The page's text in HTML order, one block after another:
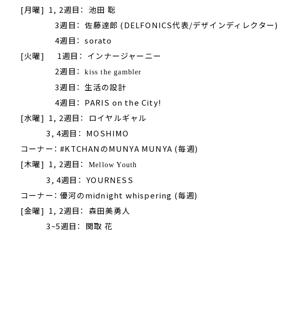
[月曜] 1, 2週目： 池田 聡
3週目： 佐藤達郎 (DELFONICS代表/デザインディレクター)
4週目： sorato
[火曜] 1週目： インナージャーニー
2週目：kiss the gambler
3週目： 生活の設計
4週目： PARIS on the City!
[水曜] 1, 2週目： ロイヤルギャル
3, 4週目： MOSHIMO
コーナー： #KTCHANのMUNYA MUNYA (毎週)
[木曜] 1, 2週目：
Mellow Youth
3, 4週目： YOURNESS
コーナー： 優河のmidnight whispering (毎週)
[金曜] 1, 2週目： 森田美勇人
3~5週目： 関取 花